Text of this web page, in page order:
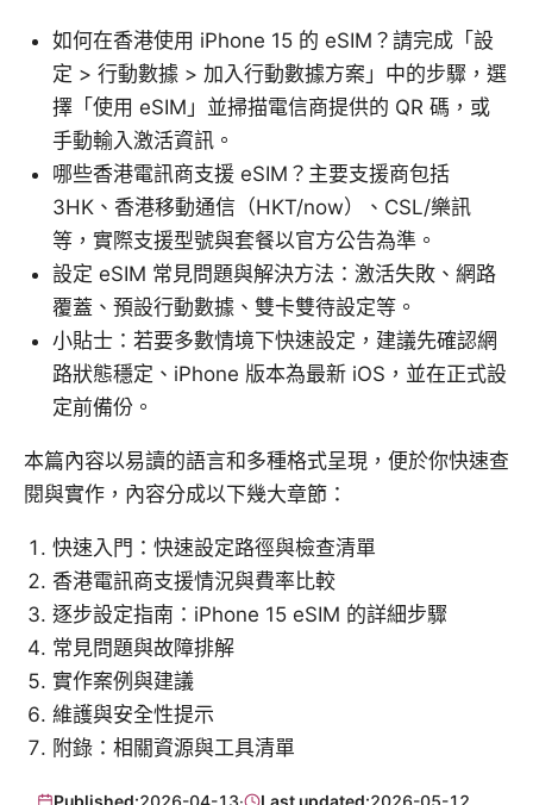
如何在香港使用 iPhone 15 的 eSIM？請完成「設
定 > 行動數據 > 加入行動數據方案」中的步驟，選
擇「使用 eSIM」並掃描電信商提供的 QR 碼，或
手動輸入激活資訊。
哪些香港電訊商支援 eSIM？主要支援商包括
3HK、香港移動通信（HKT/now）、CSL/樂訊
等，實際支援型號與套餐以官方公告為準。
設定 eSIM 常見問題與解決方法：激活失敗、網路
覆蓋、預設行動數據、雙卡雙待設定等。
小貼士：若要多數情境下快速設定，建議先確認網
路狀態穩定、iPhone 版本為最新 iOS，並在正式設
定前備份。
本篇內容以易讀的語言和多種格式呈現，便於你快速查
閱與實作，內容分成以下幾大章節：
快速入門：快速設定路徑與檢查清單
香港電訊商支援情況與費率比較
逐步設定指南：iPhone 15 eSIM 的詳細步驟
常見問題與故障排解
實作案例與建議
維護與安全性提示
附錄：相關資源與工具清單
Published:2026-04-13· Last updated:2026-05-12